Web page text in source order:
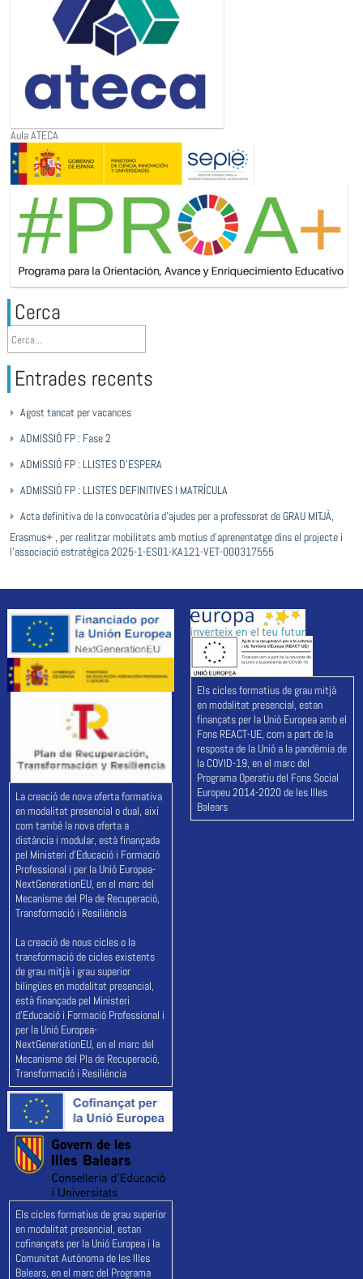
Aula ATECA
Cerca
Entrades recents
Agost tancat per vacances
ADMISSIÓ FP : Fase 2
ADMISSIÓ FP : LLISTES D’ESPERA
ADMISSIÓ FP : LLISTES DEFINITIVES I MATRÍCULA
Acta definitiva de la convocatòria d’ajudes per a professorat de GRAU MITJÀ,
Erasmus+ , per realitzar mobilitats amb motius d’aprenentatge dins el projecte i
l’associació estratègica 2025-1-ES01-KA121-VET-000317555
La creació de nova oferta formativa
en modalitat presencial o dual, així
com també la nova oferta a
distància i modular, està finançada
pel Ministeri d'Educació i Formació
Professional i per la Unió Europea-
NextGenerationEU, en el marc del
Mecanisme del Pla de Recuperació,
Transformació i Resiliència
La creació de nous cicles o la
transformació de cicles existents
de grau mitjà i grau superior
bilingües en modalitat presencial,
està finançada pel Ministeri
d'Educació i Formació Professional i
per la Unió Europea-
NextGenerationEU, en el marc del
Mecanisme del Pla de Recuperació,
Transformació i Resiliència
Els cicles formatius de grau mitjà
en modalitat presencial, estan
finançats per la Unió Europea amb el
Fons REACT-UE, com a part de la
resposta de la Unió a la pandèmia de
la COVID-19, en el marc del
Programa Operatiu del Fons Social
Europeu 2014-2020 de les Illes
Balears
Els cicles formatius de grau superior
en modalitat presencial, estan
cofinançats per la Unió Europea i la
Comunitat Autònoma de les Illes
Balears, en el marc del Programa